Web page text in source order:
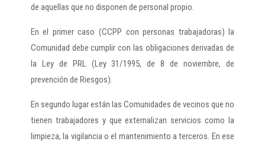
de aquellas que no disponen de personal propio.
En el primer caso (CCPP con personas trabajadoras) la
Comunidad debe cumplir con las obligaciones derivadas de
la Ley de PRL (Ley 31/1995, de 8 de noviembre, de
prevención de Riesgos).
En segundo lugar están las Comunidades de vecinos que no
tienen trabajadores y que externalizan servicios como la
limpieza, la vigilancia o el mantenimiento a terceros. En ese